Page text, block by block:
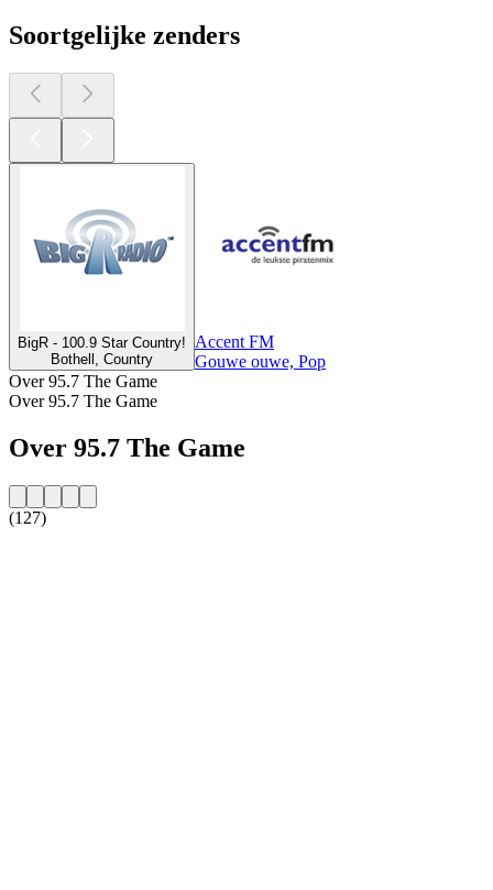
Soortgelijke zenders
BigR - 100.9 Star Country!
Bothell, Country
Accent FM
Gouwe ouwe, Pop
Over 95.7 The Game
Over 95.7 The Game
Over 95.7 The Game
(127)